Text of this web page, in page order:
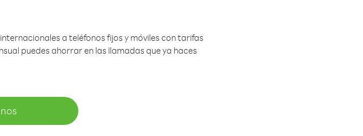
a teléfonos fijos y móviles con tarifas
puedes ahorrar en las llamadas que ya haces